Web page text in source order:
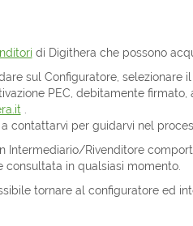
di Digithera che possono
sul Configuratore,
PEC, debitamente
contattarvi per guidarvi nel
Intermediario/Rivenditore
consultata in qualsiasi momento.
tornare al configuratore ed